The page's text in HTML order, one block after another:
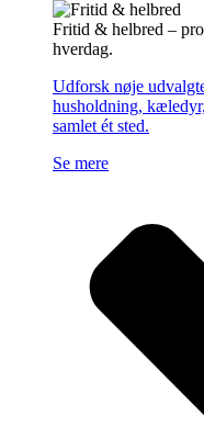
Fritid & helbred –
hverdag.
Udforsk nøje
husholdning,
samlet ét sted.
Se mere